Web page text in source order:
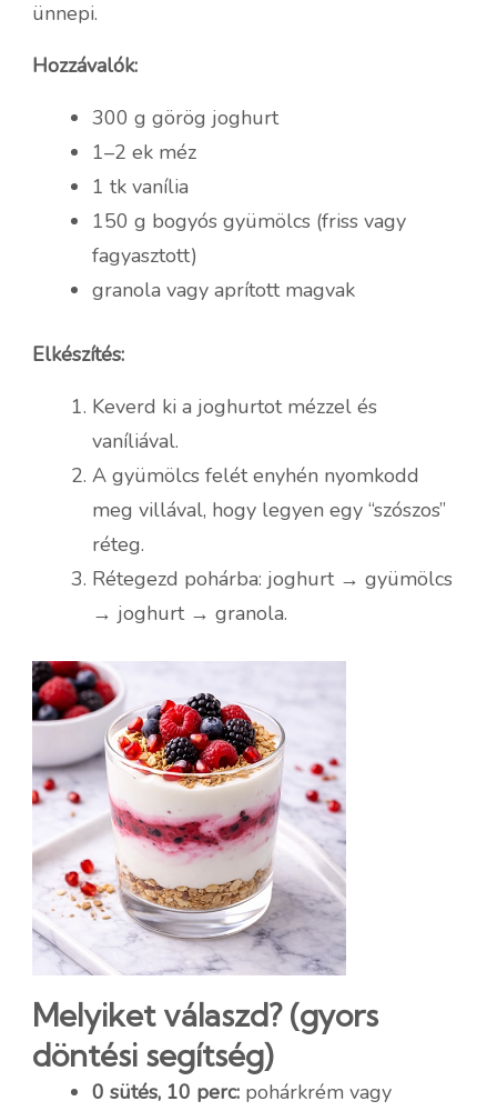
ünnepi.
Hozzávalók:
300 g görög joghurt
1–2 ek méz
1 tk vanília
150 g bogyós gyümölcs (friss vagy
fagyasztott)
granola vagy aprított magvak
Elkészítés:
Keverd ki a joghurtot mézzel és
vaníliával.
A gyümölcs felét enyhén nyomkodd
meg villával, hogy legyen egy “szószos”
réteg.
Rétegezd pohárba: joghurt → gyümölcs
→ joghurt → granola.
Melyiket válaszd? (gyors
döntési segítség)
0 sütés, 10 perc: pohárkrém vagy